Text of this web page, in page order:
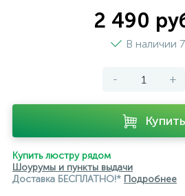
2 490
В наличии
- +
Купить
Купить люстру рядом
Шоурумы и пункты выдачи
Доставка БЕСПЛАТНО!* Подробнее